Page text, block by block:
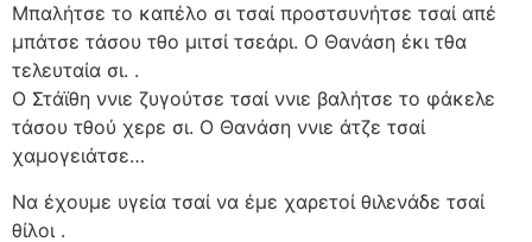
Μπαλήτσε το καπέλο σι τσαί προστσυνήτσε τσαί απέ
μπάτσε τάσου τθο μιτσί τσεάρι. Ο Θανάση έκι τθα
τελευταία σι. .
Ο Στάϊθη ννιε ζυγούτσε τσαί ννιε βαλήτσε το φάκελε
τάσου τθού χερε σι. Ο Θανάση ννιε άτζε τσαί
χαμογειάτσε…
Να έχουμε υγεία τσαί να έμε χαρετοί θιλενάδε τσαί
θίλοι .